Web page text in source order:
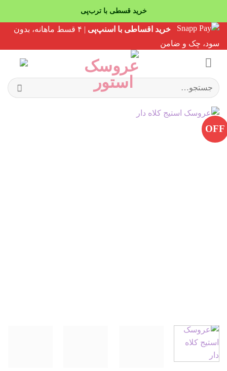
خرید قسطی با ترب‌پی
Skip
خرید اقساطی با اسنپ‌پی
| ۴ قسط ماهانه، بدون
سود، چک و ضامن
جستجو
برای:
OFF